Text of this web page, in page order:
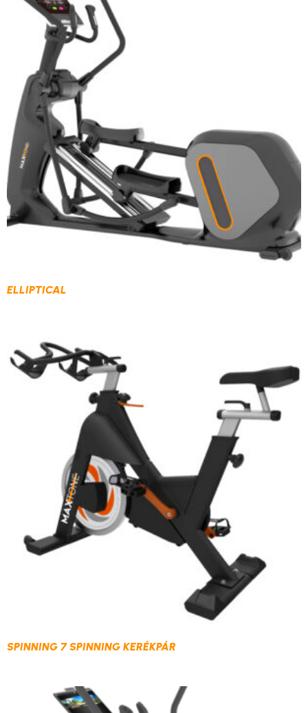
ELLIPTICAL
SPINNING 7 SPINNING KERÉKPÁR